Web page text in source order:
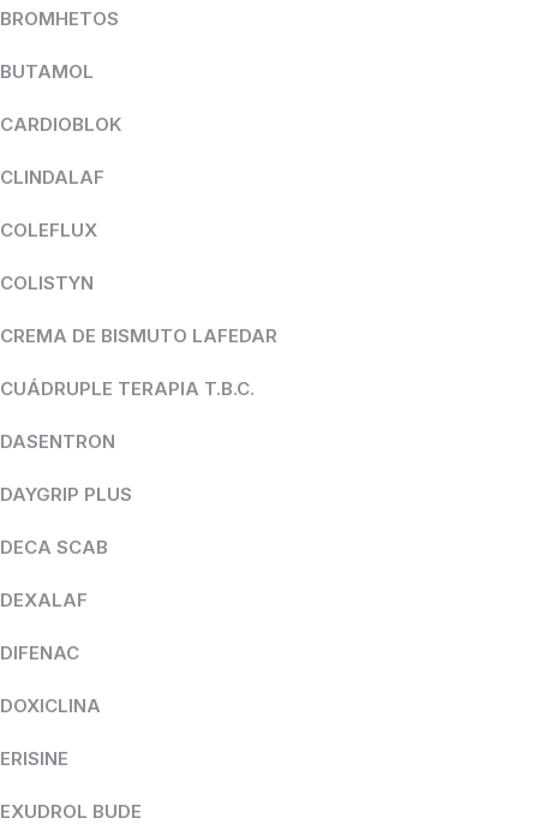
BROMHETOS
BUTAMOL
CARDIOBLOK
CLINDALAF
COLEFLUX
COLISTYN
CREMA DE BISMUTO LAFEDAR
CUÁDRUPLE TERAPIA T.B.C.
DASENTRON
DAYGRIP PLUS
DECA SCAB
DEXALAF
DIFENAC
DOXICLINA
ERISINE
EXUDROL BUDE